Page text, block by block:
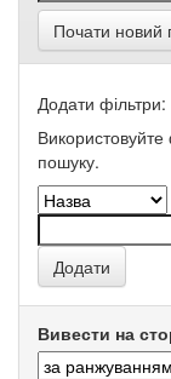
Почати новий
Додати фільтри:
Використовуйте
пошуку.
Вивести на